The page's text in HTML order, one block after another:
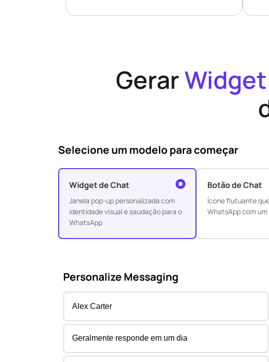
Gerar
Selecione um modelo para começar
Widget de Chat
Janela pop-up personalizada com
identidade visual e saudação para o
WhatsApp
Botão de Chat
Ícone flutuante
WhatsApp com
Personalize Messaging